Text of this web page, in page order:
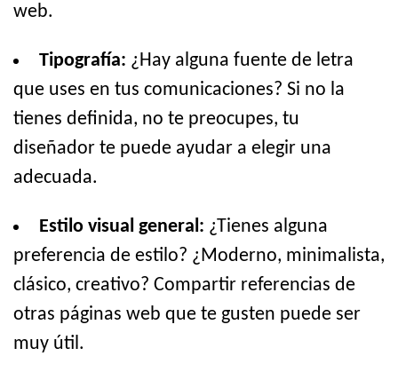
web.
Tipografía: ¿Hay alguna fuente de letra
que uses en tus comunicaciones? Si no la
tienes definida, no te preocupes, tu
diseñador te puede ayudar a elegir una
adecuada.
Estilo visual general: ¿Tienes alguna
preferencia de estilo? ¿Moderno, minimalista,
clásico, creativo? Compartir referencias de
otras páginas web que te gusten puede ser
muy útil.